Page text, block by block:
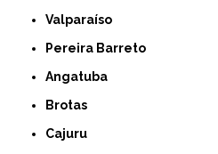
Valparaíso
Pereira Barreto
Angatuba
Brotas
Cajuru